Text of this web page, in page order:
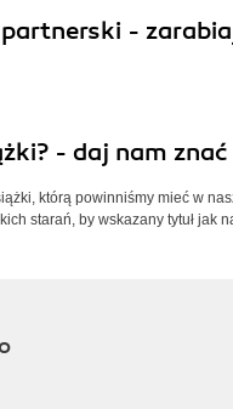
-
- daj nam znać
którą powinniśmy mieć w
starań, by wskazany tytuł jak